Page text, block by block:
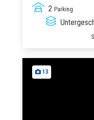
2 Parking
13